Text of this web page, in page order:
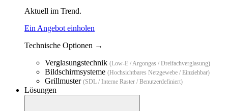
Aktuell im Trend.
Ein Angebot einholen
Technische Optionen →
Verglasungstechnik (Low-E / Argongas / Dreifachverglasung)
Bildschirmsysteme (Hochsichtbares Netzgewebe / Einziehbar)
Grillmuster (SDL / Interne Raster / Benutzerdefiniert)
Lösungen